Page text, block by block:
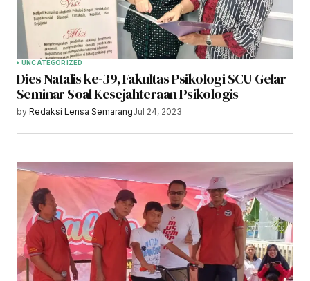
UNCATEGORIZED
Dies Natalis ke-39, Fakultas Psikologi SCU Gelar
Seminar Soal Kesejahteraan Psikologis
by Redaksi Lensa SemarangJul 24, 2023